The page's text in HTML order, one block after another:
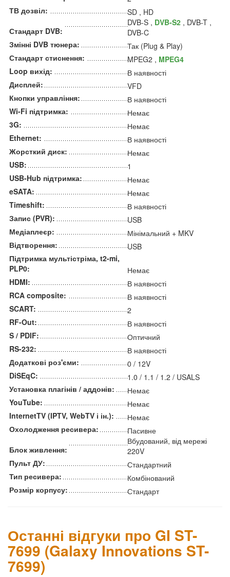
ТВ дозвіл:
SD , HD
Стандарт DVB:
DVB-S , DVB-S2 , DVB-T ,
DVB-C
Змінні DVB тюнера:
Так (Plug & Play)
Стандарт стиснення:
MPEG2 , MPEG4
Loop вихід:
В наявності
Дисплей:
VFD
Кнопки управління:
В наявності
Wi-Fi підтримка:
Немає
3G:
Немає
Ethernet:
В наявності
Жорсткий диск:
Немає
USB:
1
USB-Hub підтримка:
Немає
eSATA:
Немає
Timeshift:
В наявності
Запис (PVR):
USB
Медіаплеєр:
Мінімальний + MKV
Відтворення:
USB
Підтримка мультістріма, t2-mi,
PLP0:
Немає
HDMI:
В наявності
RCA composite:
В наявності
SCART:
2
RF-Out:
В наявності
S / PDIF:
Оптичний
RS-232:
В наявності
Додаткові роз'єми:
0 / 12V
DiSEqC:
1.0 / 1.1 / 1.2 / USALS
Установка плагінів / аддонів:
Немає
YouTube:
Немає
InternetTV (IPTV, WebTV і ін.):
Немає
Охолодження ресивера:
Пасивне
Блок живлення:
Вбудований, від мережі
220V
Пульт ДУ:
Стандартний
Тип ресивера:
Комбінований
Розмір корпусу:
Стандарт
Останні відгуки про GI ST-
7699 (Galaxy Innovations ST-
7699)